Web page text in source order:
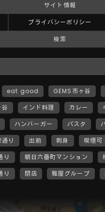
サイト情報
プライバシーポリシー
検索
eat good GEMS市ヶ谷
インド料理 カレー
ハンバーガー パスタ
通り 出前 刺身 喫煙可
り 朝日六番町マンション
り 閉店 雅屋グループ